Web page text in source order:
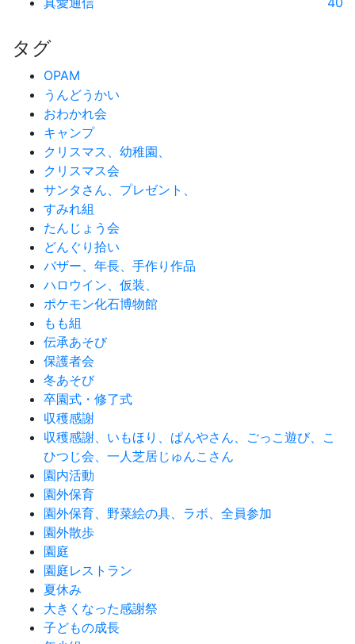
タグ
OPAM
うんどうかい
おわかれ会
キャンプ
クリスマス、幼稚園、
クリスマス会
サンタさん、プレゼント、
すみれ組
たんじょう会
どんぐり拾い
バザー、年長、手作り作品
ハロウイン、仮装、
ポケモン化石博物館
もも組
伝承あそび
保護者会
冬あそび
卒園式・修了式
収穫感謝
収穫感謝、いもほり、ぱんやさん、ごっこ遊び、こ
ひつじ会、一人芝居じゅんこさん
園内活動
園外保育
園外保育、野菜絵の具、ラボ、全員参加
園外散歩
園庭
園庭レストラン
夏休み
大きくなった感謝祭
子どもの成長